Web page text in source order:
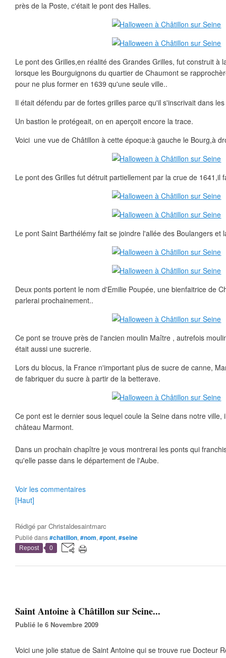
près de la Poste, c'était le pont des Halles.
Le pont des Grilles,en réalité des Grandes Grilles, fut construit à
lorsque les Bourguignons du quartier de Chaumont se
pour ne plus former en 1639 qu'une seule ville..
Il était défendu par de fortes grilles parce qu'il s'inscrivait dans
Un bastion le protégeait, on en aperçoit encore la trace.
Voici une vue de Châtillon à cette époque:à gauche le Bourg,à
Le pont des Grilles fut détruit partiellement par la crue de 1641,il
Le pont Saint Barthélémy fait se joindre l'allée des Boulangers et
Deux ponts portent le nom d'Emilie Poupée, une bienfaitrice de
parlerai prochainement..
Ce pont se trouve près de l'ancien moulin Maître , autrefois
était aussi une sucrerie.
Lors du blocus, la France n'important plus de sucre de canne,
de fabriquer du sucre à partir de la betterave.
Ce pont est le dernier sous lequel coule la Seine dans notre ville,
château Marmont.
Dans un prochain chapître je vous montrerai les ponts qui
qu'elle passe dans le département de l'Aube.
Voir les commentaires
[Haut]
Rédigé parChristaldesaintmarc
Publié dans#chatillon, #nom, #pont, #seine
Repost 0
Saint Antoine à Châtillon sur Seine...
Publié le 6 Novembre 2009
Voici une jolie statue de Saint Antoine qui se trouve rue Docteur